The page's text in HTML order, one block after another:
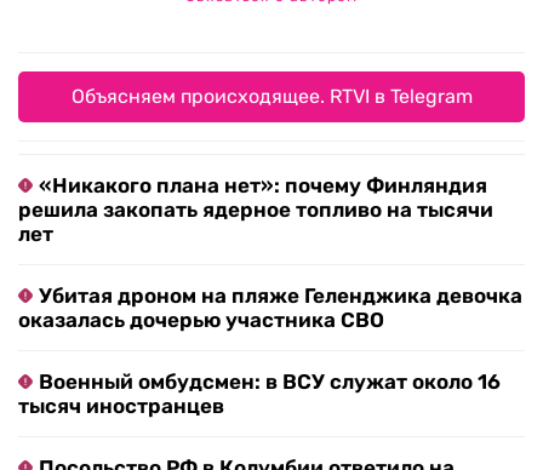
Объясняем происходящее. RTVI в Telegram
«Никакого плана нет»: почему Финляндия
решила закопать ядерное топливо на тысячи
лет
Убитая дроном на пляже Геленджика девочка
оказалась дочерью участника СВО
Военный омбудсмен: в ВСУ служат около 16
тысяч иностранцев